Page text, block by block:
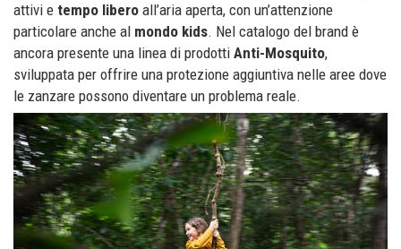
attivi e tempo libero all’aria aperta, con un’attenzione
particolare anche al mondo kids. Nel catalogo del brand è
ancora presente una linea di prodotti Anti-Mosquito,
sviluppata per offrire una protezione aggiuntiva nelle aree dove
le zanzare possono diventare un problema reale.